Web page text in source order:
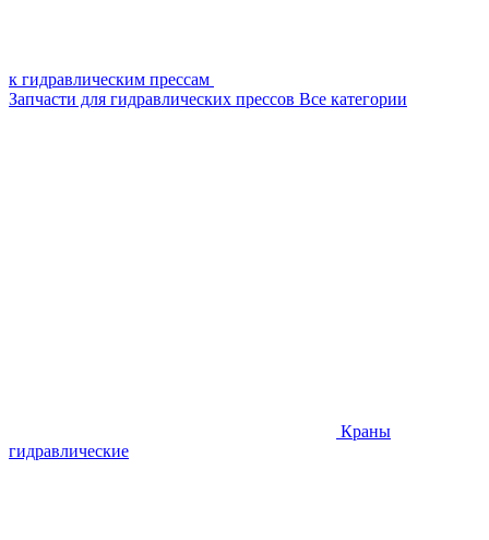
к гидравлическим прессам
Запчасти для гидравлических прессов Все категории
Краны
гидравлические